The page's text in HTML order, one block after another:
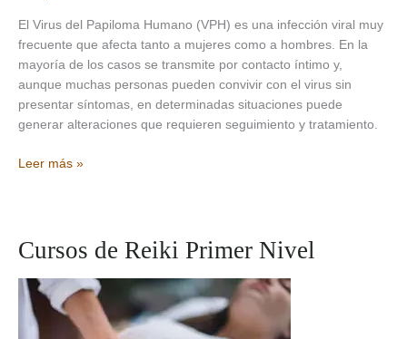
El Virus del Papiloma Humano (VPH) es una infección viral muy
frecuente que afecta tanto a mujeres como a hombres. En la
mayoría de los casos se transmite por contacto íntimo y,
aunque muchas personas pueden convivir con el virus sin
presentar síntomas, en determinadas situaciones puede
generar alteraciones que requieren seguimiento y tratamiento.
Virus
(VPH):
abordaje
desde
Salud
Leer más »
Cursos de Reiki Primer Nivel